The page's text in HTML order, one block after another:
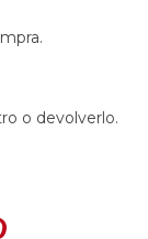
o devolverlo.